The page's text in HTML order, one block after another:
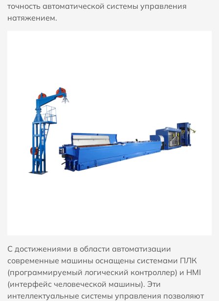
точность автоматической системы управления
натяжением.
С достижениями в области автоматизации
современные машины оснащены системами ПЛК
(программируемый логический контроллер) и HMI
(интерфейс человеческой машины). Эти
интеллектуальные системы управления позволяют